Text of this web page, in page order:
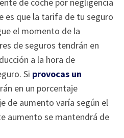
es que la tarifa de tu seguro
el momento de la
de seguros tendrán en
a la hora de
Si provocas un
en un porcentaje
de aumento varía según el
aumento se mantendrá de